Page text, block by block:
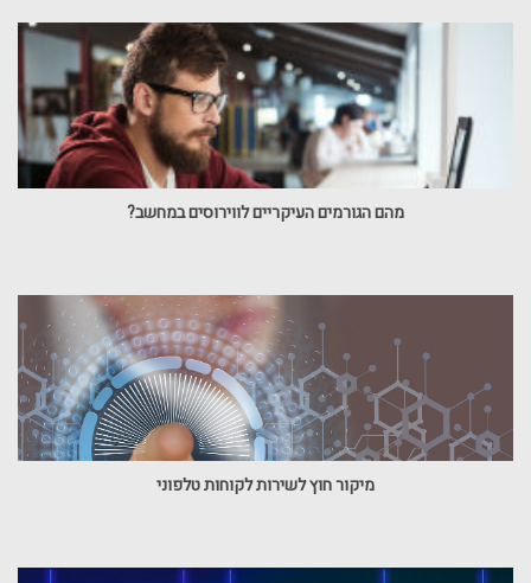
מהם הגורמים העיקריים לווירוסים במחשב?
מיקור חוץ לשירות לקוחות טלפוני